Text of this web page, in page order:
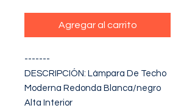
Agregar al carrito
-------
DESCRIPCIÓN: Lámpara De Techo
Moderna Redonda Blanca/negro
Alta Interior